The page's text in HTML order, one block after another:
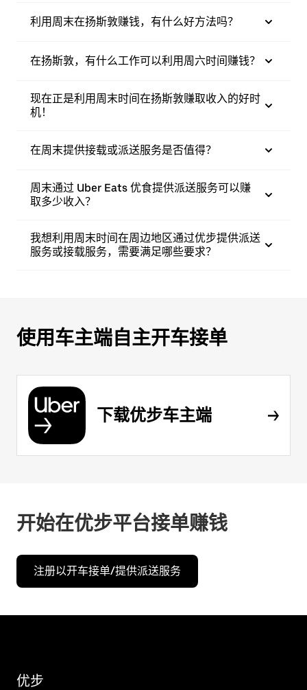
利用周末在扬斯敦赚钱，有什么好方法吗？
在扬斯敦，有什么工作可以利用周六时间赚钱？
现在正是利用周末时间在扬斯敦赚取收入的好时
机！
在周末提供接载或派送服务是否值得？
周末通过 Uber Eats 优食提供派送服务可以赚
取多少收入？
我想利用周末时间在周边地区通过优步提供派送
服务或接载服务，需要满足哪些要求？
使用车主端自主开车接单
下载优步车主端
开始在优步平台接单赚钱
注册以开车接单/提供派送服务
优步